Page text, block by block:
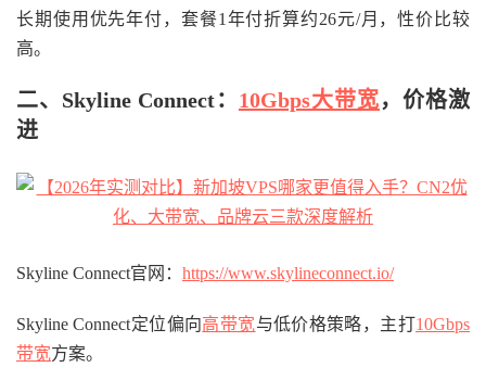
长期使用优先年付，套餐1年付折算约26元/月，性价比较
高。
二、Skyline Connect： 10Gbps大带宽，价格激
进
Skyline Connect官网： https://www.skylineconnect.io/
Skyline Connect定位偏向高带宽与低价格策略，主打10Gbps
带宽方案。